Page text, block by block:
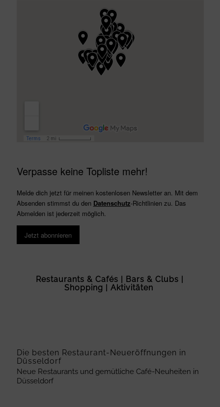
Verpasse keine Topliste mehr!
Melde dich jetzt für meinen kostenlosen Newsletter an. Mit dem
Absenden stimmst du den Datenschutz-Richtlinien zu. Das
Abmelden ist jederzeit möglich.
Jetzt abonnieren
Restaurants & Cafés | Bars & Clubs |
Shopping | Aktivitäten
Die besten Restaurant-Neueröffnungen in
Düsseldorf
Neue Restaurants und gemütliche Café-Neuheiten in
Düsseldorf